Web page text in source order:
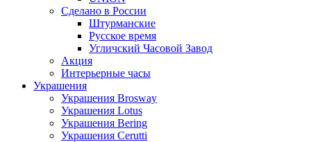
Сделано в России
Штурманские
Русское время
Угличский Часовой Завод
Акция
Интерьерные часы
Украшения
Украшения Brosway
Украшения Lotus
Украшения Bering
Украшения Cerutti